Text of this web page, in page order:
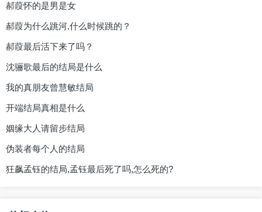
郝葭怀的是男是女
郝葭为什么跳河,什么时候跳的？
郝葭最后活下来了吗？
沈骊歌最后的结局是什么
我的真朋友曾慧敏结局
开端结局真相是什么
姻缘大人请留步结局
伪装者每个人的结局
狂飙孟钰的结局,孟钰最后死了吗,怎么死的?